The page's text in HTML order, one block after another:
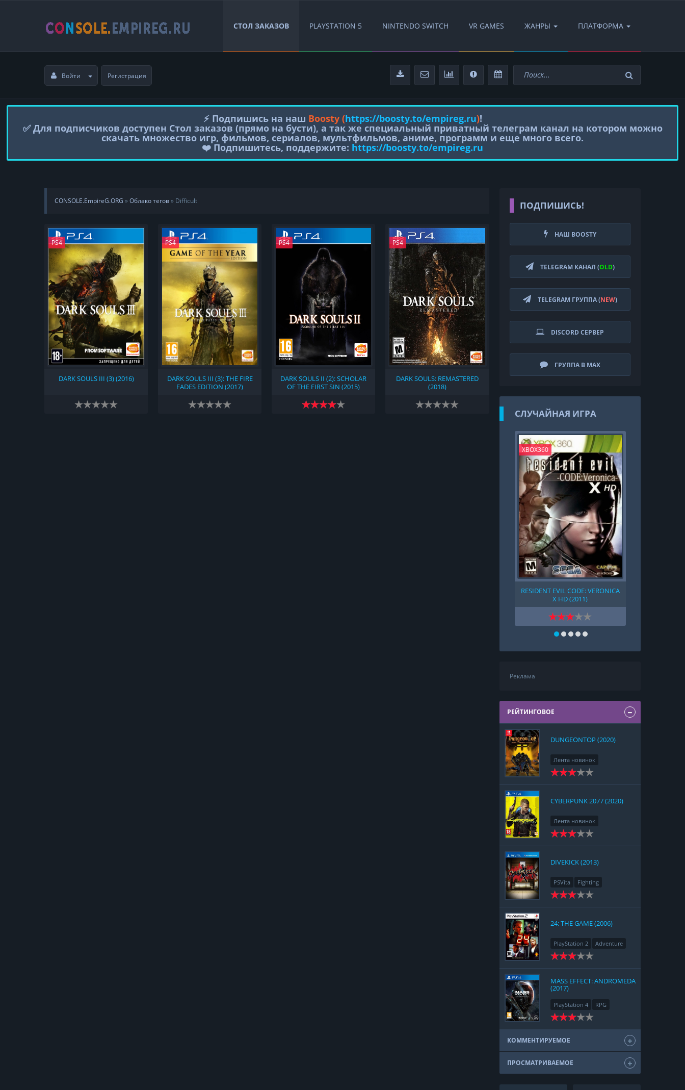
СТОЛ ЗАКАЗОВ PLAYSTATION 5 NINTENDO SWITCH VR GAMES ЖАНРЫ ПЛАТФОРМА
Войти Регистрация
⚡️ Подпишись на наш Boosty (https://boosty.to/empireg.ru)!
✅ Для подписчиков доступен Стол заказов (прямо на бусти), а так же специальный приватный телеграм канал на котором можно
скачать множество игр, фильмов, сериалов, мультфильмов, аниме, программ и еще много всего.
❤️ Подпишитесь, поддержите: https://boosty.to/empireg.ru
CONSOLE.EmpireG.ORG »Облако тегов» Difficult
PS4
DARK SOULS III (3) (2016)
PS4
DARK SOULS III (3): THE FIRE
FADES EDITION (2017)
PS4
DARK SOULS II (2): SCHOLAR
OF THE FIRST SIN (2015)
PS4
DARK SOULS: REMASTERED
(2018)
ПОДПИШИСЬ!
НАШ BOOSTY
TELEGRAM КАНАЛ (OLD)
TELEGRAM ГРУППА (NEW)
DISCORD СЕРВЕР
ГРУППА В MAX
СЛУЧАЙНАЯ ИГРА
XBOX360
RESIDENT EVIL CODE: VERONICA
X HD (2011)
Реклама
РЕЙТИНГОВОЕ
DUNGEONTOP (2020)
Лента новинок
Nintendo Switch
CYBERPUNK 2077 (2020)
Лента новинок
PlayStation 4
DIVEKICK (2013)
PSVita Fighting
24: THE GAME (2006)
PlayStation 2 Adventure
MASS EFFECT: ANDROMEDA
(2017)
PlayStation 4 RPG
КОММЕНТИРУЕМОЕ
ПРОСМАТРИВАЕМОЕ